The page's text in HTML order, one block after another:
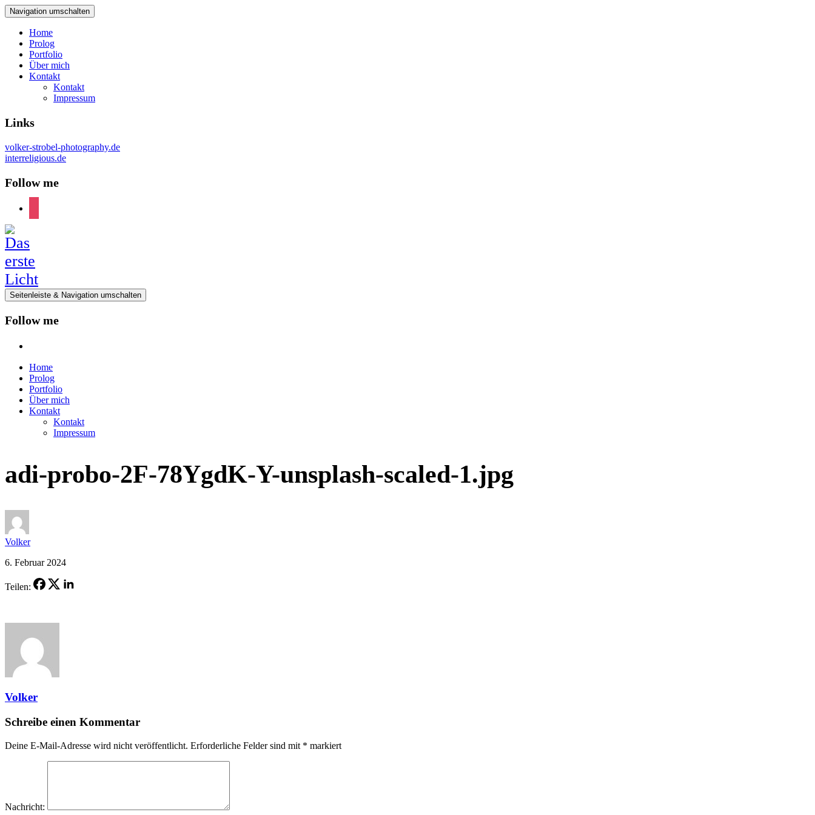
Navigation umschalten
Home
Prolog
Portfolio
Über mich
Kontakt
Kontakt
Impressum
Links
volker-strobel-photography.de
interreligious.de
Follow me
Seitenleiste & Navigation umschalten
Follow me
Home
Prolog
Portfolio
Über mich
Kontakt
Kontakt
Impressum
adi-probo-2F-78YgdK-Y-unsplash-scaled-1.jpg
Volker
6. Februar 2024
Teilen:
Volker
Schreibe einen Kommentar
Deine E-Mail-Adresse wird nicht veröffentlicht. Erforderliche Felder sind mit * markiert
Nachricht: